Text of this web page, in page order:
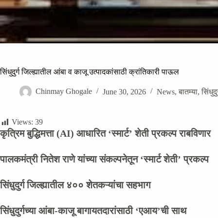
सिंधुदुर्ग जिल्ह्यातील आंबा व काजू उत्पादकांसाठी क्रांतिकारी पाऊल
Chinmay Ghogale June 30, 2026 News, बातम्या,
Views: 39
कृत्रिम बुद्धिमत्ता (AI) आधारित ‘स्मार्ट’ शेती प्रकल्प राबविणार
पालकमंत्री नितेश राणे यांच्या संकल्पनेतून ‘स्मार्ट शेती’ प्रकल्प
सिंधुदुर्ग जिल्ह्यातील ४०० शेतकऱ्यांचा सहभाग
सिंधुदुर्गच्या आंबा-काजू बागायतदारांसाठी ‘एआय’ची साथ